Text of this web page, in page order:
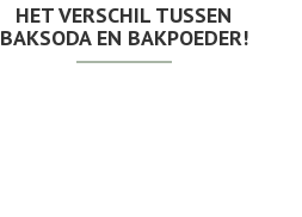
HET VERSCHIL TUSSEN
BAKSODA EN BAKPOEDER!